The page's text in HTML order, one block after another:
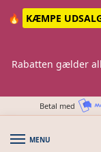
🔥
KÆMPE
Rabatten gælder
Betal med
MENU